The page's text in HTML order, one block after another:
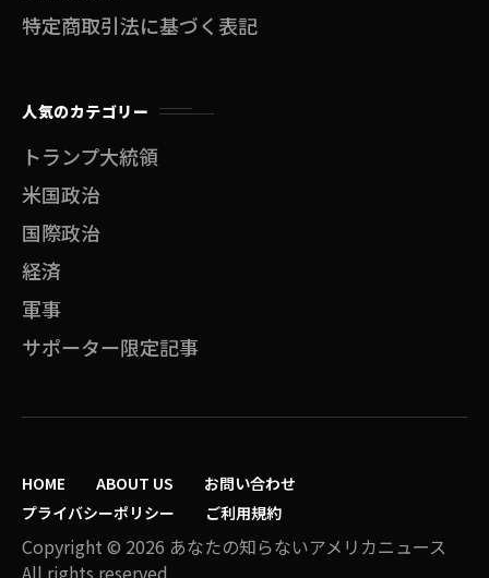
特定商取引法に基づく表記
人気のカテゴリー
トランプ大統領
米国政治
国際政治
経済
軍事
サポーター限定記事
HOME ABOUT US
お問い合わせ
プライバシーポリシー
ご利用規約
Copyright © 2026 あなたの知らないアメリカニュース
All rights reserved.